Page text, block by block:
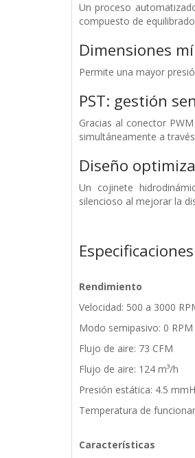
Un proceso
compuesto de
Dimensiones
Permite una mayor
PST: gestión
Gracias al conector
simultáneamente a
Diseño
Un cojinete
silencioso al mejorar la
Especificaciones
Rendimiento
Velocidad: 500 a 3000
Modo semipasivo: 0
Flujo de aire: 73 CFM
Flujo de aire: 124 m³/h
Presión estática: 4.5
Temperatura de
Características